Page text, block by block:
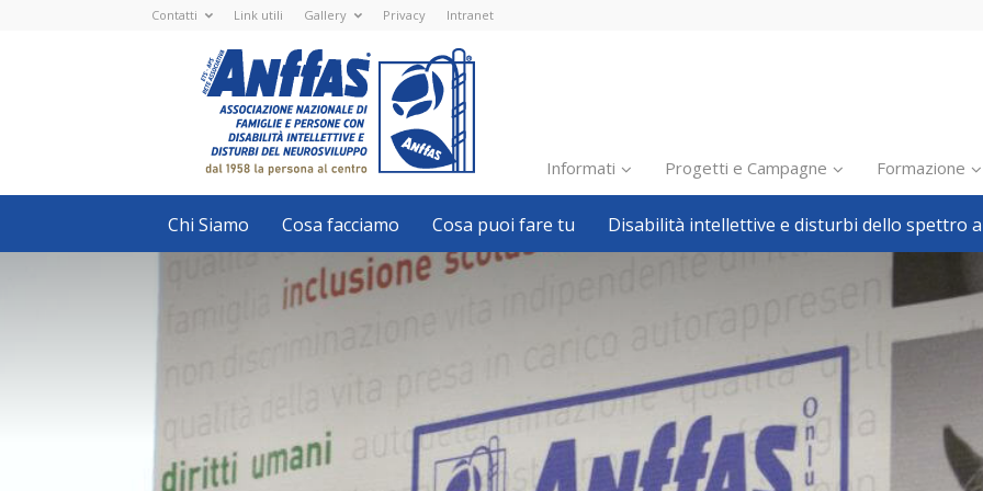
Contatti Link utili Gallery Privacy Intranet
Nazionale
ETS
-
APS
Associazione
Nazionale
di
Famiglie
e
con
disabilità
intellettive
neurosviluppo
Informati
Inclusione scolastica
Inclusione lavorativa
Politiche sociali
Pillole
Formazione
Avvisi, bandi
Welfare locale
Progetti e Campagne Formazione
Chi Siamo Cosa facciamo Cosa puoi fare tu Disabilità intellettive e disturbi dello spettro